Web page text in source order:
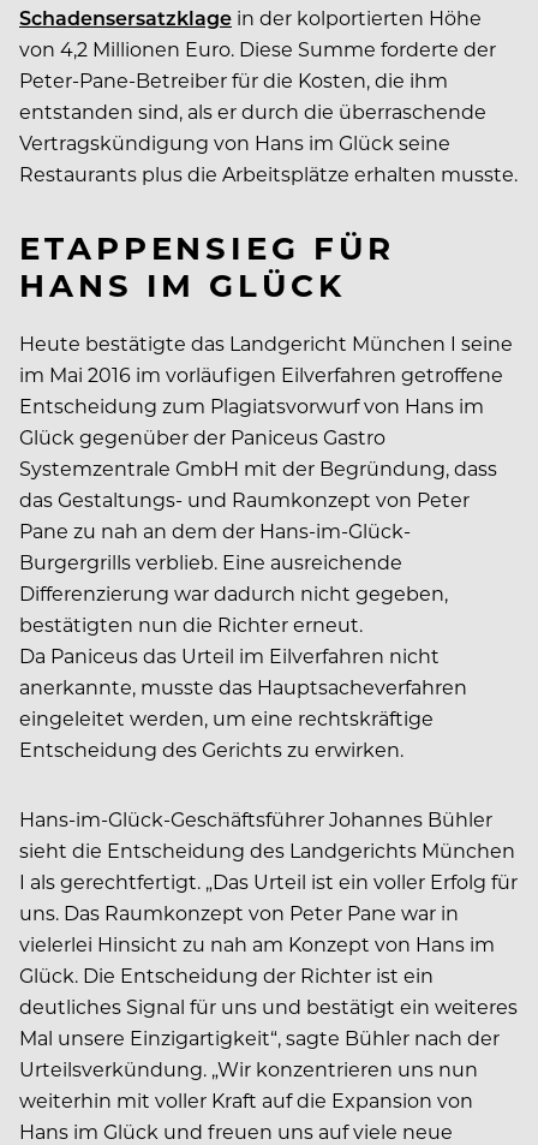
Schadensersatzklage in der kolportierten Höhe
von 4,2 Millionen Euro. Diese Summe forderte der
Peter-Pane-Betreiber für die Kosten, die ihm
entstanden sind, als er durch die überraschende
Vertragskündigung von Hans im Glück seine
Restaurants plus die Arbeitsplätze erhalten musste.
ETAPPENSIEG FÜR
HANS IM GLÜCK
Heute bestätigte das Landgericht München I seine
im Mai 2016 im vorläufigen Eilverfahren getroffene
Entscheidung zum Plagiatsvorwurf von Hans im
Glück gegenüber der Paniceus Gastro
Systemzentrale GmbH mit der Begründung, dass
das Gestaltungs- und Raumkonzept von Peter
Pane zu nah an dem der Hans-im-Glück-
Burgergrills verblieb. Eine ausreichende
Differenzierung war dadurch nicht gegeben,
bestätigten nun die Richter erneut.
Da Paniceus das Urteil im Eilverfahren nicht
anerkannte, musste das Hauptsacheverfahren
eingeleitet werden, um eine rechtskräftige
Entscheidung des Gerichts zu erwirken.
Hans-im-Glück-Geschäftsführer Johannes Bühler
sieht die Entscheidung des Landgerichts München
I als gerechtfertigt. „Das Urteil ist ein voller Erfolg für
uns. Das Raumkonzept von Peter Pane war in
vielerlei Hinsicht zu nah am Konzept von Hans im
Glück. Die Entscheidung der Richter ist ein
deutliches Signal für uns und bestätigt ein weiteres
Mal unsere Einzigartigkeit“, sagte Bühler nach der
Urteilsverkündung. „Wir konzentrieren uns nun
weiterhin mit voller Kraft auf die Expansion von
Hans im Glück und freuen uns auf viele neue